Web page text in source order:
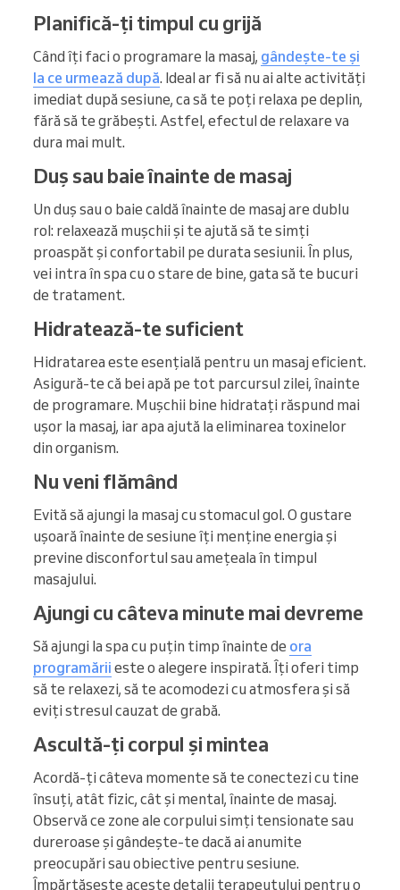
Planifică-ți timpul cu grijă
Când îți faci o programare la masaj, gândește-te și
la ce urmează după. Ideal ar fi să nu ai alte activități
imediat după sesiune, ca să te poți relaxa pe deplin,
fără să te grăbești. Astfel, efectul de relaxare va
dura mai mult.
Duș sau baie înainte de masaj
Un duș sau o baie caldă înainte de masaj are dublu
rol: relaxează mușchii și te ajută să te simți
proaspăt și confortabil pe durata sesiunii. În plus,
vei intra în spa cu o stare de bine, gata să te bucuri
de tratament.
Hidratează-te suficient
Hidratarea este esențială pentru un masaj eficient.
Asigură-te că bei apă pe tot parcursul zilei, înainte
de programare. Mușchii bine hidratați răspund mai
ușor la masaj, iar apa ajută la eliminarea toxinelor
din organism.
Nu veni flămând
Evită să ajungi la masaj cu stomacul gol. O gustare
ușoară înainte de sesiune îți menține energia și
previne disconfortul sau amețeala în timpul
masajului.
Ajungi cu câteva minute mai devreme
Să ajungi la spa cu puțin timp înainte de ora
programării este o alegere inspirată. Îți oferi timp
să te relaxezi, să te acomodezi cu atmosfera și să
eviți stresul cauzat de grabă.
Ascultă-ți corpul și mintea
Acordă-ți câteva momente să te conectezi cu tine
însuți, atât fizic, cât și mental, înainte de masaj.
Observă ce zone ale corpului simți tensionate sau
dureroase și gândește-te dacă ai anumite
preocupări sau obiective pentru sesiune.
Împărtășește aceste detalii terapeutului pentru o